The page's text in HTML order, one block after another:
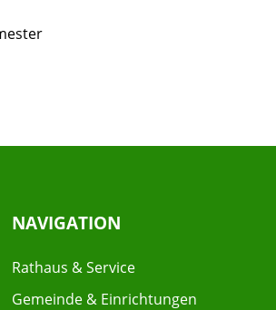
NAVIGATION
Rathaus & Service
Gemeinde & Einrichtungen